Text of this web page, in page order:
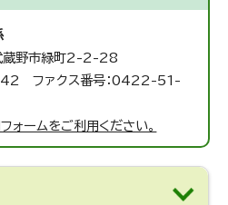
野市緑町2-2-28
ファクス番号：0422-51-
ォームをご利用ください。